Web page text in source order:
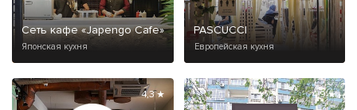
Сеть кафе «Japengo Cafe»
Японская кухня
PASCUCCI
Европейская кухня
4,3 ★ 4,9 ★